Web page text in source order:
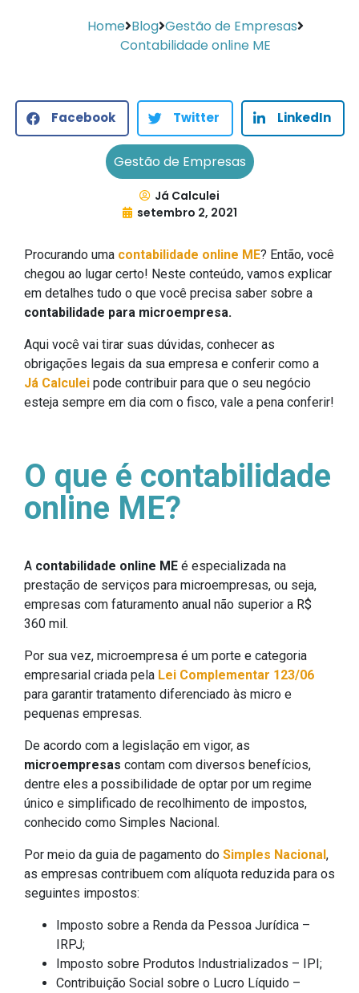
Home Blog Gestão de Empresas
Contabilidade online ME
Facebook Twitter LinkedIn
Gestão de Empresas
Já Calculei
setembro 2, 2021
Procurando uma contabilidade online ME? Então, você
chegou ao lugar certo! Neste conteúdo, vamos explicar
em detalhes tudo o que você precisa saber sobre a
contabilidade para microempresa.
Aqui você vai tirar suas dúvidas, conhecer as
obrigações legais da sua empresa e conferir como a
Já Calculei pode contribuir para que o seu negócio
esteja sempre em dia com o fisco, vale a pena conferir!
O que é contabilidade
online ME?
A contabilidade online ME é especializada na
prestação de serviços para microempresas, ou seja,
empresas com faturamento anual não superior a R$
360 mil.
Por sua vez, microempresa é um porte e categoria
empresarial criada pela Lei Complementar 123/06
para garantir tratamento diferenciado às micro e
pequenas empresas.
De acordo com a legislação em vigor, as
microempresas contam com diversos benefícios,
dentre eles a possibilidade de optar por um regime
único e simplificado de recolhimento de impostos,
conhecido como Simples Nacional.
Por meio da guia de pagamento do Simples Nacional,
as empresas contribuem com alíquota reduzida para os
seguintes impostos:
Imposto sobre a Renda da Pessoa Jurídica –
IRPJ;
Imposto sobre Produtos Industrializados – IPI;
Contribuição Social sobre o Lucro Líquido –